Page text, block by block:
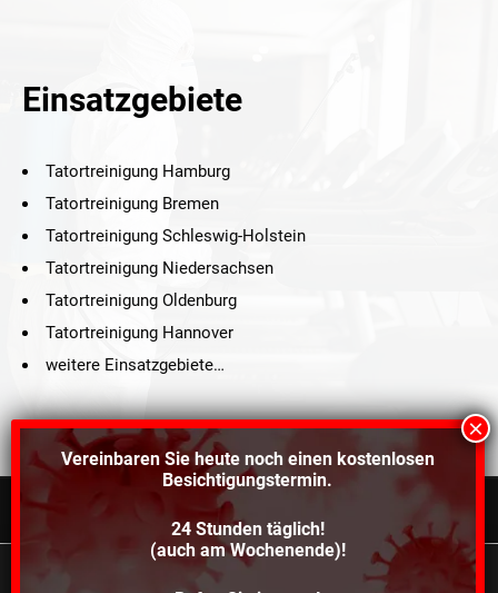
Einsatzgebiete
Tatortreinigung Hamburg
Tatortreinigung Bremen
Tatortreinigung Schleswig-Holstein
Tatortreinigung Niedersachsen
Tatortreinigung Oldenburg
Tatortreinigung Hannover
weitere Einsatzgebiete…
©2021 Schröders Service Team Nord, All Rights Reserved.
Schroeder Service Team Nord
Vereinbaren Sie heute noch einen kostenlosen
Besichtigungstermin.
24 Stunden täglich!
(auch am Wochenende)!